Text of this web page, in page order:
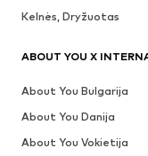
Kelnės, Dryžuotas
ABOUT YOU X
About You Bulgarija
About You Danija
About You Vokietija